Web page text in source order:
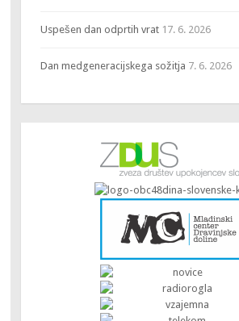
Uspešen dan odprtih vrat 17. 6. 2026
Dan medgeneracijskega sožitja 7. 6. 2026